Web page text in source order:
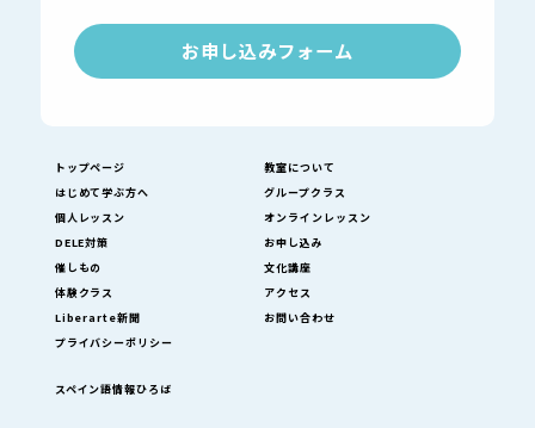
お申し込みフォーム